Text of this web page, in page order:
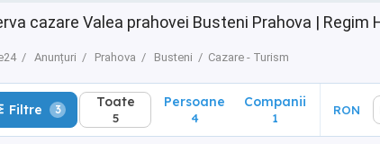
cazare Valea prahovei Busteni Prahova | Regim
Anunțuri Prahova Busteni Cazare - Turism
Filtre 3 Toate
5
Persoane
4
Companii
1
RON